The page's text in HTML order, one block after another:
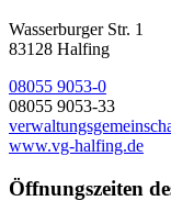
Wasserburger Str. 1
83128 Halfing
08055 9053-0
08055 9053-33
www.vg-halfing.de
Öffnungszeiten